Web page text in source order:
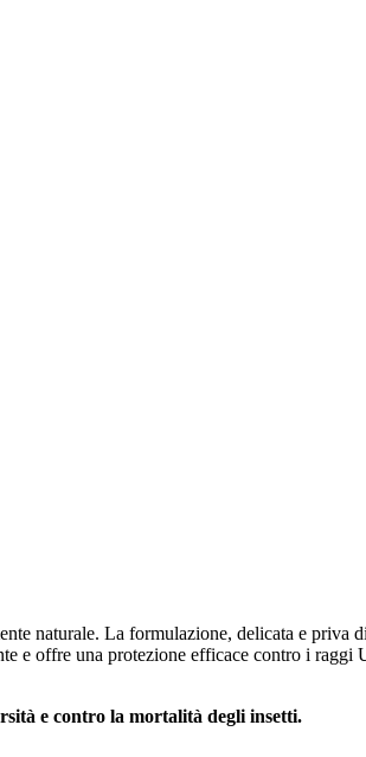
naturale. La formulazione, delicata e priva
e offre una protezione efficace contro i
e contro la mortalità degli insetti.